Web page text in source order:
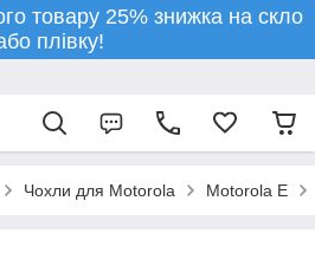
товару 25% знижка на скло
плівку!
Чохли для Motorola Motorola E